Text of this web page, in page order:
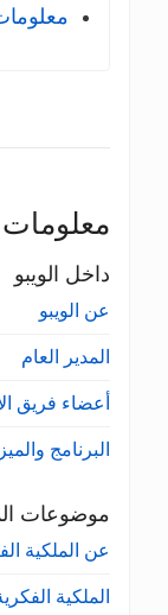
داخل الويبو
عن الويبو
المدير العام
أعضاء فريق
البرنامج
موضوعات
عن الملكية
الملكية